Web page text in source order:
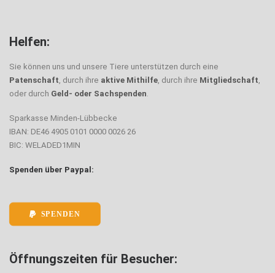
Helfen:
Sie können uns und unsere Tiere unterstützen durch eine
Patenschaft, durch ihre aktive Mithilfe, durch ihre Mitgliedschaft,
oder durch Geld- oder Sachspenden.
Sparkasse Minden-Lübbecke
IBAN: DE46 4905 0101 0000 0026 26
BIC: WELADED1MIN
Spenden über Paypal:
SPENDEN
Öffnungszeiten für Besucher: